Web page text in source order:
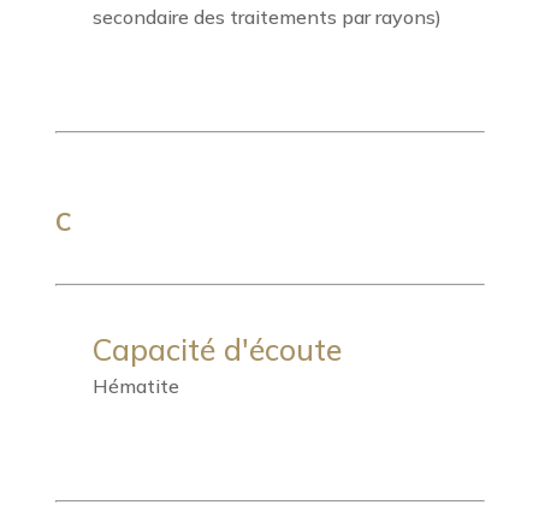
secondaire des traitements par rayons)
C
Capacité d'écoute
Hématite